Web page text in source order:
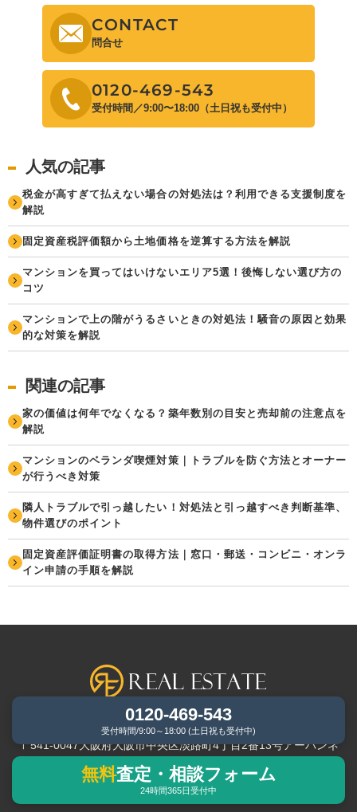
CONTACT
問合せ
0120-469-543
受付時間／9:00〜18:00（土日祝も受付中）
人気の記事
税金が高すぎて払えない場合の対処法は？利用できる支援制度を
解説
固定資産税評価額から土地価格を逆算する方法を解説
マンションを買ってはいけないエリア5選！後悔しない選び方の
コツ
マンションで上の階がうるさいときの対処法！騒音の原因と効果
的な対策を解説
関連の記事
家の価値は何年でなくなる？築年数別の目安と売却前の注意点を
解説
マンションのベランダ喫煙対策｜トラブルを防ぐ方法とオーナー
が行うべき対策
隣人トラブルで引っ越したい！対処法と引っ越すべき判断基準、
物件選びのポイント
固定資産評価証明書の取得方法｜窓口・郵送・コンビニ・オンラ
イン申請の手順を解説
株式会社リアルエステート
〒541-0047大阪府大阪市中央区淡路町4丁目2番13号アーバンネ
ット御堂筋ビル7F
0120-469-543
受付時間/9:00～18:00 (土日祝も受付中)
無料査定・相談フォーム
24時間365日受付中